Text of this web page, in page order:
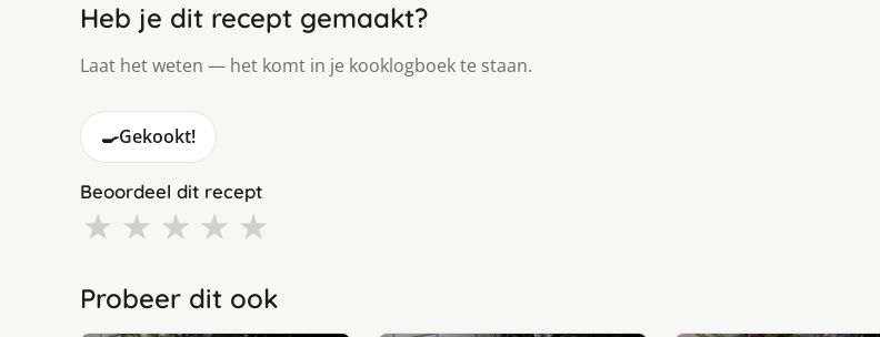
Heb je dit recept gemaakt?
Laat het weten — het komt in je kooklogboek te staan.
🍳Gekookt!
Beoordeel dit recept
★ ★ ★ ★ ★
Probeer dit ook